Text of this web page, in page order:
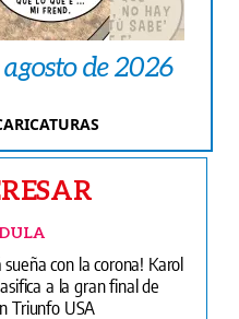
de 2026
sueña con la corona! Karol
a la gran final de
Triunfo USA